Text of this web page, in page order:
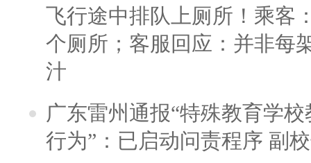
飞行途中排队上厕所！乘客
个厕所；客服回应：并非每
汁
广东雷州通报“特殊教育学
行为”：已启动问责程序 副